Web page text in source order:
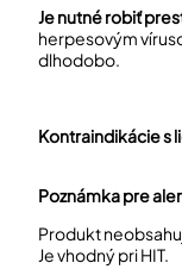
Je nutné robiť
herpesovým
dlhodobo.
Kontraindikácie s
Poznámka pre
Produkt
Je vhodný pri HIT.